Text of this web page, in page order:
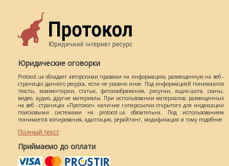
Юридические оговорки
Protocol.ua обладает авторскими правами на информацию, размещенную на веб -
страницах данного ресурса, если не указано иное. Под информацией понимаются
тексты, комментарии, статьи, фотоизображения, рисунки, ящик-шота, сканы,
видео, аудио, другие материалы. При использовании материалов, размещенных
на веб - страницах «Протокол» наличие гиперссылки открытого для индексации
поисковыми системами на protocol.ua обязательна. Под использованием
понимается копирования, адаптация, рерайтинг, модификация и тому подобное.
Полный текст
Приймаємо до оплати